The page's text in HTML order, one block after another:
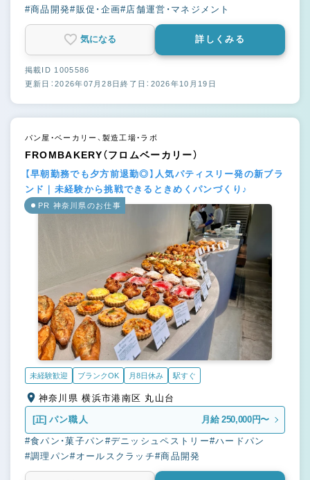
#商品開発#販促・企画#店舗運営・マネジメント
気になる 詳しくみる
掲載ID 1005586
更新日：2026年07月28日終了日：2026年10月19日
パン屋・ベーカリー、製造工場・ラボ
FROMBAKERY（フロムベーカリー）
【早朝勤務でも夕方前退勤◎】人気パティスリー発の新ブラ
ンド｜未経験から挑戦できるときめくパンづくり♪
PR 神奈川県のお仕事
未経験歓迎 ブランクOK 月8日休み 駅すぐ
神奈川県 横浜市港南区 丸山台
[正] パン職人 月給 250,000円〜
#食パン・菓子パン #デニッシュペストリー#ハードパン
#調理パン#オールスクラッチ#商品開発